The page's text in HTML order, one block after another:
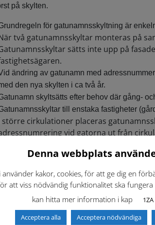
på skylten.
för gatunamnsskyltning är
två gatunamnsskyltar monteras på
sätts inte upp på
ändring av gatunamn med
den nya skylten i ca två år.
skyltsätts efter behov där gång-
till enstaka fastigheter
större cirkulationer placeras
vid gatorna ut från
Denna webbplats
använder kakor, cookies, för att ge dig en
att viss nödvändig funktionalitet ska
kan hitta mer information i kap
Acceptera alla Acceptera nödvändiga